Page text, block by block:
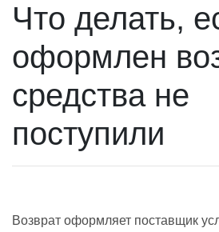
Что делать,
оформлен
средства не
поступили
Возврат оформляет поставщик